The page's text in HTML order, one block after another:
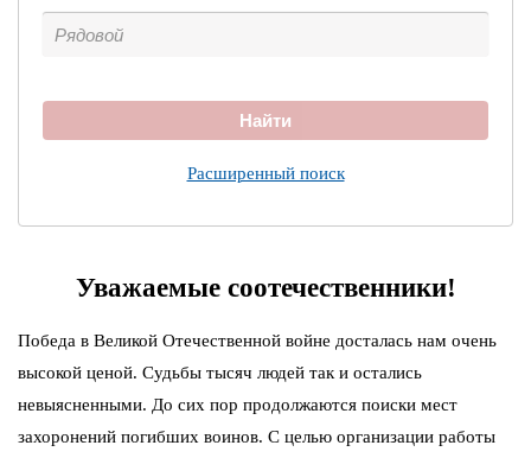
Найти
Расширенный поиск
Уважаемые соотечественники!
Победа в Великой Отечественной войне досталась нам очень
высокой ценой. Судьбы тысяч людей так и остались
невыясненными. До сих пор продолжаются поиски мест
захоронений погибших воинов. С целью организации работы